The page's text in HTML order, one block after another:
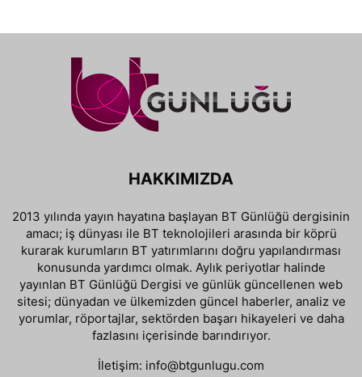
HAKKIMIZDA
2013 yılında yayın hayatına başlayan BT Günlüğü dergisinin
amacı; iş dünyası ile BT teknolojileri arasında bir köprü
kurarak kurumların BT yatırımlarını doğru yapılandırması
konusunda yardımcı olmak. Aylık periyotlar halinde
yayınlan BT Günlüğü Dergisi ve günlük güncellenen web
sitesi; dünyadan ve ülkemizden güncel haberler, analiz ve
yorumlar, röportajlar, sektörden başarı hikayeleri ve daha
fazlasını içerisinde barındırıyor.
İletişim: info@btgunlugu.com